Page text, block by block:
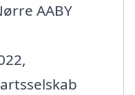
AABY